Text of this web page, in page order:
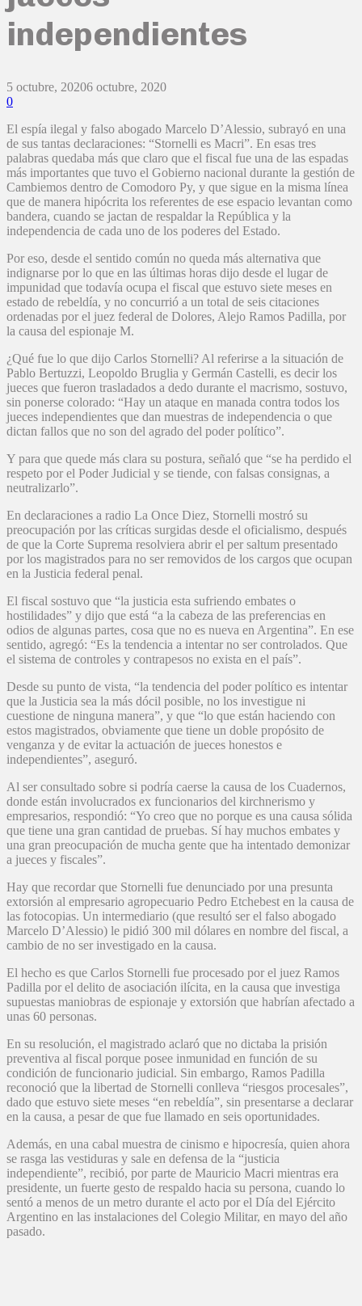
independientes
5 octubre, 20206 octubre, 2020
0
El espía ilegal y falso abogado Marcelo D’Alessio, subrayó en una
de sus tantas declaraciones: “Stornelli es Macri”. En esas tres
palabras quedaba más que claro que el fiscal fue una de las espadas
más importantes que tuvo el Gobierno nacional durante la gestión de
Cambiemos dentro de Comodoro Py, y que sigue en la misma línea
que de manera hipócrita los referentes de ese espacio levantan como
bandera, cuando se jactan de respaldar la República y la
independencia de cada uno de los poderes del Estado.
Por eso, desde el sentido común no queda más alternativa que
indignarse por lo que en las últimas horas dijo desde el lugar de
impunidad que todavía ocupa el fiscal que estuvo siete meses en
estado de rebeldía, y no concurrió a un total de seis citaciones
ordenadas por el juez federal de Dolores, Alejo Ramos Padilla, por
la causa del espionaje M.
¿Qué fue lo que dijo Carlos Stornelli? Al referirse a la situación de
Pablo Bertuzzi, Leopoldo Bruglia y Germán Castelli, es decir los
jueces que fueron trasladados a dedo durante el macrismo, sostuvo,
sin ponerse colorado: “Hay un ataque en manada contra todos los
jueces independientes que dan muestras de independencia o que
dictan fallos que no son del agrado del poder político”.
Y para que quede más clara su postura, señaló que “se ha perdido el
respeto por el Poder Judicial y se tiende, con falsas consignas, a
neutralizarlo”.
En declaraciones a radio La Once Diez, Stornelli mostró su
preocupación por las críticas surgidas desde el oficialismo, después
de que la Corte Suprema resolviera abrir el per saltum presentado
por los magistrados para no ser removidos de los cargos que ocupan
en la Justicia federal penal.
El fiscal sostuvo que “la justicia esta sufriendo embates o
hostilidades” y dijo que está “a la cabeza de las preferencias en
odios de algunas partes, cosa que no es nueva en Argentina”. En ese
sentido, agregó: “Es la tendencia a intentar no ser controlados. Que
el sistema de controles y contrapesos no exista en el país”.
Desde su punto de vista, “la tendencia del poder político es intentar
que la Justicia sea la más dócil posible, no los investigue ni
cuestione de ninguna manera”, y que “lo que están haciendo con
estos magistrados, obviamente que tiene un doble propósito de
venganza y de evitar la actuación de jueces honestos e
independientes”, aseguró.
Al ser consultado sobre si podría caerse la causa de los Cuadernos,
donde están involucrados ex funcionarios del kirchnerismo y
empresarios, respondió: “Yo creo que no porque es una causa sólida
que tiene una gran cantidad de pruebas. Sí hay muchos embates y
una gran preocupación de mucha gente que ha intentado demonizar
a jueces y fiscales”.
Hay que recordar que Stornelli fue denunciado por una presunta
extorsión al empresario agropecuario Pedro Etchebest en la causa de
las fotocopias. Un intermediario (que resultó ser el falso abogado
Marcelo D’Alessio) le pidió 300 mil dólares en nombre del fiscal, a
cambio de no ser investigado en la causa.
El hecho es que Carlos Stornelli fue procesado por el juez Ramos
Padilla por el delito de asociación ilícita, en la causa que investiga
supuestas maniobras de espionaje y extorsión que habrían afectado a
unas 60 personas.
En su resolución, el magistrado aclaró que no dictaba la prisión
preventiva al fiscal porque posee inmunidad en función de su
condición de funcionario judicial. Sin embargo, Ramos Padilla
reconoció que la libertad de Stornelli conlleva “riesgos procesales”,
dado que estuvo siete meses “en rebeldía”, sin presentarse a declarar
en la causa, a pesar de que fue llamado en seis oportunidades.
Además, en una cabal muestra de cinismo e hipocresía, quien ahora
se rasga las vestiduras y sale en defensa de la “justicia
independiente”, recibió, por parte de Mauricio Macri mientras era
presidente, un fuerte gesto de respaldo hacia su persona, cuando lo
sentó a menos de un metro durante el acto por el Día del Ejército
Argentino en las instalaciones del Colegio Militar, en mayo del año
pasado.